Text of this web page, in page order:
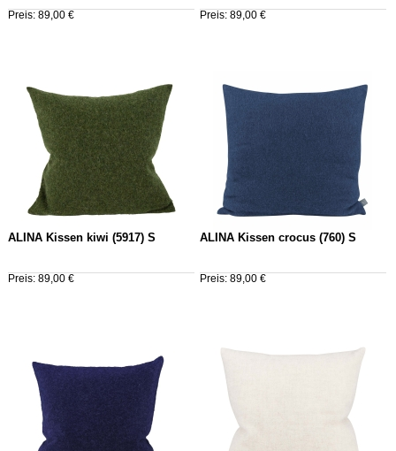
Preis: 89,00 € Preis: 89,00 €
ALINA Kissen kiwi (5917) S
Preis: 89,00 €
ALINA Kissen crocus (760) S
Preis: 89,00 €